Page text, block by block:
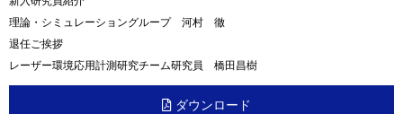
理論・シミュレーショングループ 河村 徹
退任ご挨拶
レーザー環境応用計測研究チーム研究員 橋田昌樹
ダウンロード